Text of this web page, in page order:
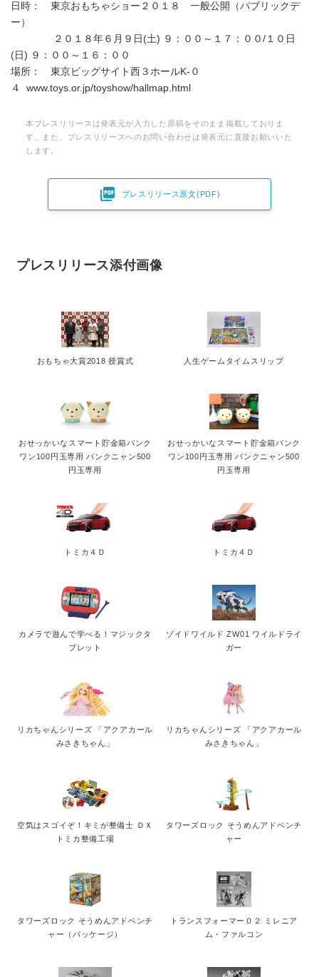
日時： 東京おもちゃショー２０１８ 一般公開（パブリックデ
ー）
２０１８年６月９日(土) ９：００～１７：００/１０日
(日) ９：００～１６：００
場所： 東京ビッグサイト西３ホールK-０
４ www.toys.or.jp/toyshow/hallmap.html
本プレスリリースは発表元が入力した原稿をそのまま掲載しておりま
す。また、プレスリリースへのお問い合わせは発表元に直接お願いいた
します。
 プレスリリース原文(PDF)
プレスリリース添付画像
おもちゃ大賞2018 授賞式 人生ゲームタイムスリップ
おせっかいなスマート貯金箱バンク
ワン100円玉専用 バンクニャン500
円玉専用
おせっかいなスマート貯金箱バンク
ワン100円玉専用 バンクニャン500
円玉専用
トミカ４Ｄ トミカ４Ｄ
カメラで遊んで学べる！マジックタ
ブレット
ゾイドワイルド ZW01 ワイルドライ
ガー
リカちゃんシリーズ 「アクアカール
みさきちゃん」
リカちゃんシリーズ 「アクアカール
みさきちゃん」
空気はスゴイぞ！キミが整備士 ＤＸ
トミカ整備工場
タワーズロック そうめんアドベンチ
ャー
タワーズロック そうめんアドベンチ
ャー（パッケージ）
トランスフォーマー０２ ミレニア
ム・ファルコン